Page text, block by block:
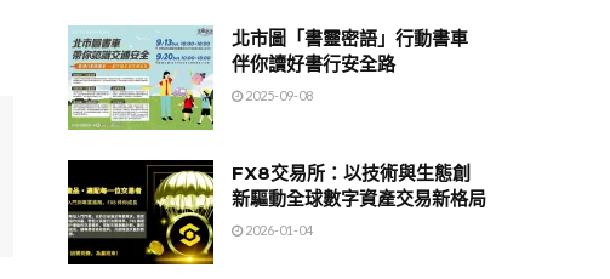
北市圖「書靈密語」行動書車
伴你讀好書行安全路
2025-09-08
FX8交易所：以技術與生態創
新驅動全球數字資產交易新格局
2026-01-04